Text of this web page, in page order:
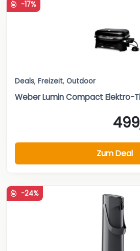
-17%
Deals, Freizeit, Outdoor
Weber Lumin Compact Elektro-
Zum Deal
-24%